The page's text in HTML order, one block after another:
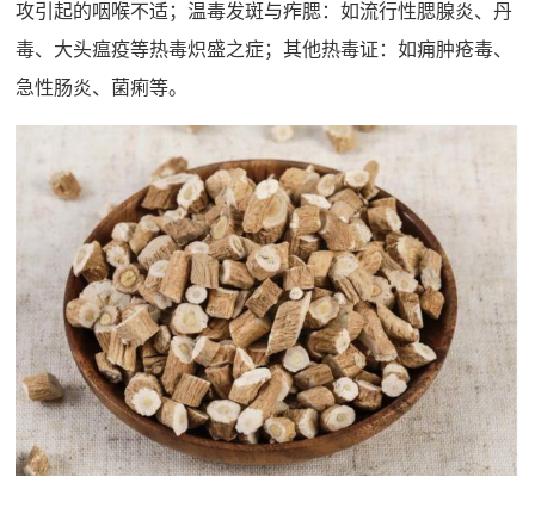
攻引起的咽喉不适；温毒发斑与痄腮‌：如流行性腮腺炎、丹
毒、大头瘟疫等热毒炽盛之症；‌其他热毒证‌：如痈肿疮毒、
急性肠炎、菌痢等。